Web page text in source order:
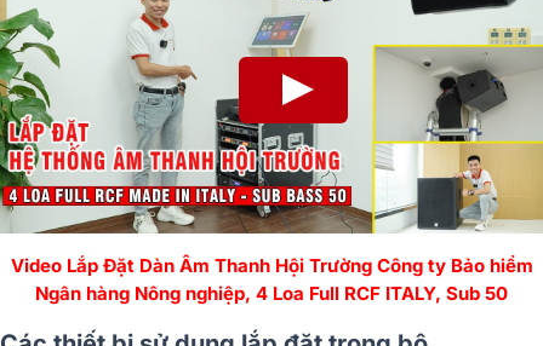
Video Lắp Đặt Dàn Âm Thanh Hội Trường Công ty Bảo hiểm
Ngân hàng Nông nghiệp, 4 Loa Full RCF ITALY, Sub 50